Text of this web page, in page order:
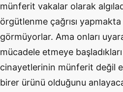
münferit vakalar olarak
örgütlenme çağrısı yapmakta
görmüyorlar. Ama onları
mücadele etmeye
cinayetlerinin münferit değil
birer ürünü olduğunu